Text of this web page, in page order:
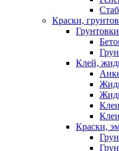
Краски,
Грунтовки
Клей,
Краски,